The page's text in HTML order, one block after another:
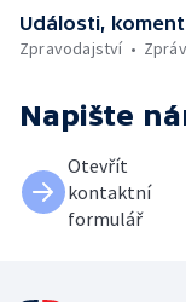
Události,
Zpravodajství
Napište
Otevřít
kontaktní
formulář